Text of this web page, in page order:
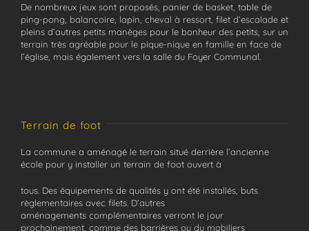
De nombreux jeux sont proposés, panier de basket, table de
ping-pong, balançoire, lapin, cheval à ressort, filet d’escalade et
pleins d’autres petits manèges pour le bonheur des petits, sur un
terrain très agréable pour le pique-nique en famille en face de
l’église, mais également vers la salle du Foyer Communal.
Terrain de foot
La commune a aménagé le terrain situé derrière l’ancienne
école pour y installer un terrain de foot ouvert à
tous. Des équipements de qualités y ont été installés, buts
règlementaires avec filets. D’autres
aménagements complémentaires verront le jour
prochainement, comme des barrières ou du mobiliers